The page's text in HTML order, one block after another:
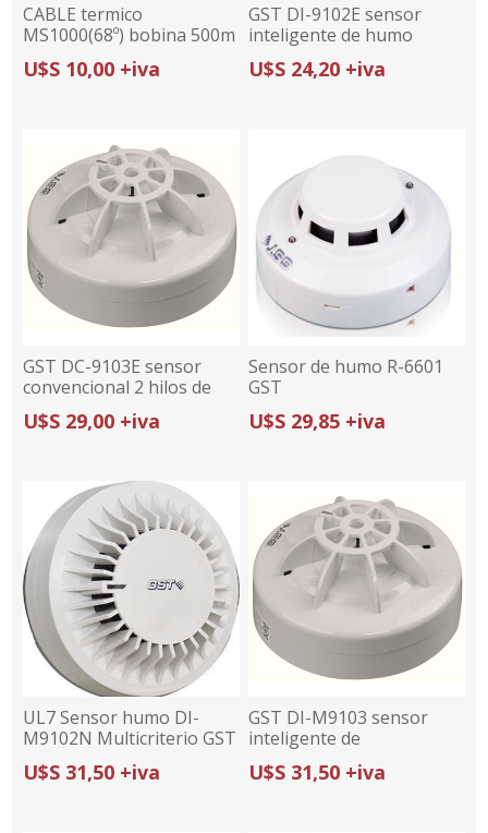
CABLE termico
MS1000(68º) bobina 500m
U$S 10,00 +iva
GST DI-9102E sensor
inteligente de humo
fotoelectrico
U$S 24,20 +iva
GST DC-9103E sensor
convencional 2 hilos de
temperatura
U$S 29,00 +iva
Sensor de humo R-6601
GST
U$S 29,85 +iva
UL7 Sensor humo DI-
M9102N Multicriterio GST
U$S 31,50 +iva
GST DI-M9103 sensor
inteligente de
temperatura (UL)
U$S 31,50 +iva